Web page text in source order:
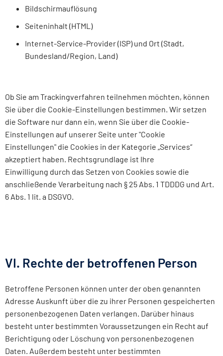
Bildschirmauflösung
Seiteninhalt (HTML)
Internet-Service-Provider (ISP) und Ort (Stadt,
Bundesland/Region, Land)
Ob Sie am Trackingverfahren teilnehmen möchten, können
Sie über die Cookie-Einstellungen bestimmen. Wir setzen
die Software nur dann ein, wenn Sie über die Cookie-
Einstellungen auf unserer Seite unter "Cookie
Einstellungen" die Cookies in der Kategorie „Services“
akzeptiert haben. Rechtsgrundlage ist Ihre
Einwilligung durch das Setzen von Cookies sowie die
anschließende Verarbeitung nach § 25 Abs. 1 TDDDG und Art.
6 Abs. 1 lit. a DSGVO.
VI. Rechte der betroffenen Person
Betroffene Personen können unter der oben genannten
Adresse Auskunft über die zu ihrer Personen gespeicherten
personenbezogenen Daten verlangen. Darüber hinaus
besteht unter bestimmten Voraussetzungen ein Recht auf
Berichtigung oder Löschung von personenbezogenen
Daten. Außerdem besteht unter bestimmten